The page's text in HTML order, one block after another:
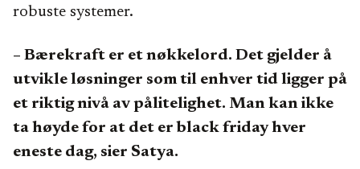
robuste systemer.
– Bærekraft er et nøkkelord. Det gjelder å
utvikle løsninger som til enhver tid ligger på
et riktig nivå av pålitelighet. Man kan ikke
ta høyde for at det er black friday hver
eneste dag, sier Satya.